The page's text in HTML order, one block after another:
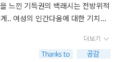
과를 아플 만큼 생생하게 전달한
록 강요하지 말 것을 요구한다. 페미
남성들이 규정하는 것이 아니라
느낀 기득권의 백래시는 전방위적
.. 여성의 인간다움에 대한 기치를
대를 다루지만 현재 우리나라의
백래시 현상의 기저엔 기득권의
더보기